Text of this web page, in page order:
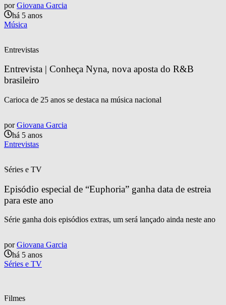
por Giovana Garcia
há 5 anos
Música
Entrevistas
Entrevista | Conheça Nyna, nova aposta do R&B
brasileiro
Carioca de 25 anos se destaca na música nacional
por Giovana Garcia
há 5 anos
Entrevistas
Séries e TV
Episódio especial de “Euphoria” ganha data de estreia
para este ano
Série ganha dois episódios extras, um será lançado ainda neste ano
por Giovana Garcia
há 5 anos
Séries e TV
Filmes